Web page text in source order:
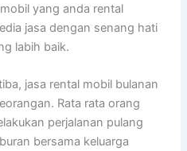
yang anda rental
jasa dengan senang hati
labih baik.
jasa rental mobil bulanan
Rata rata orang
perjalanan pulang
bersama keluarga